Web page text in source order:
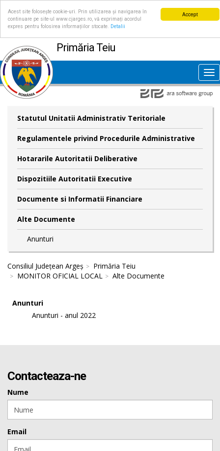
Accept
Acest site folosește cookie-uri. Prin utilizarea și navigarea în
continuare pe site-ul www.cjarges.ro, vă exprimați acordul
expres pentru folosirea informațiilor stocate.
Detalii
Primăria Teiu
Statutul Unitatii Administrativ Teritoriale
Regulamentele privind Procedurile Administrative
Hotararile Autoritatii Deliberative
Dispozitiile Autoritatii Executive
Documente si Informatii Financiare
Alte Documente
Anunturi
Consiliul Județean Argeș
Primăria Teiu
MONITOR OFICIAL LOCAL
Alte Documente
Anunturi
Anunturi - anul 2022
Contacteaza-ne
Nume
Email